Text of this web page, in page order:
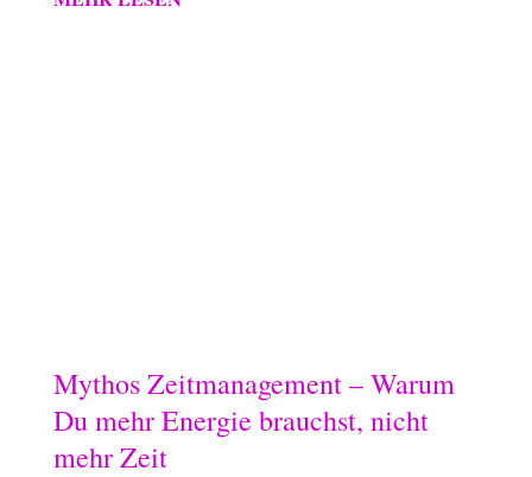
Mythos Zeitmanagement – Warum
Du mehr Energie brauchst, nicht
mehr Zeit